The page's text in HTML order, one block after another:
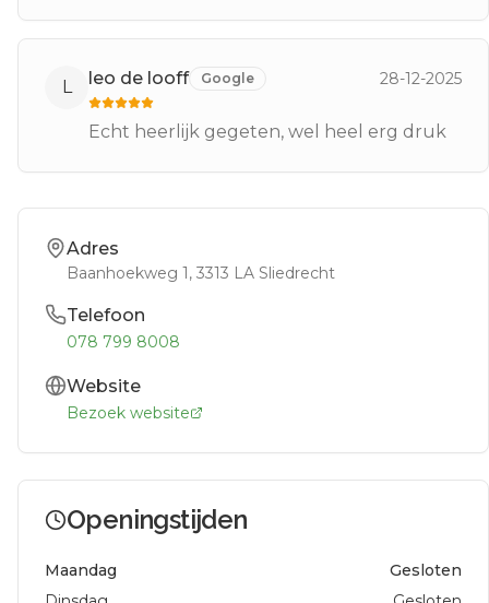
L leo de looff Google 28-12-2025
Echt heerlijk gegeten, wel heel erg druk
Adres
Baanhoekweg 1, 3313 LA Sliedrecht
Telefoon
078 799 8008
Website
Bezoek website
Openingstijden
Maandag
Gesloten